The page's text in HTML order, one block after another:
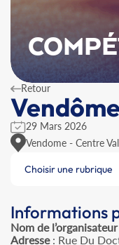
Retour
29 Mars 2026
Vendome - Centre
Choisir une rubrique
Informations
Nom de l’organisateur
Adresse: Rue Du